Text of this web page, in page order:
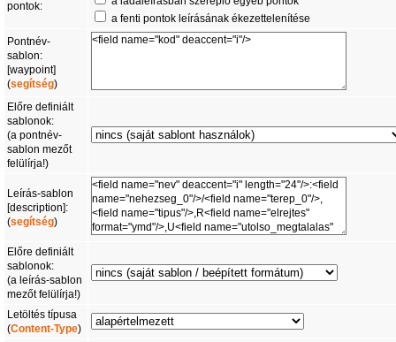
pontok:
a fenti pontok leírásának ékezettelenítése
Pontnév-
sablon:
[waypoint]
(segítség)
Előre definiált
sablonok:
(a pontnév-
sablon mezőt
felülírja!)
Leírás-sablon
[description]:
(segítség)
Előre definiált
sablonok:
(a leírás-sablon
mezőt felülírja!)
Letöltés típusa
(Content-Type)